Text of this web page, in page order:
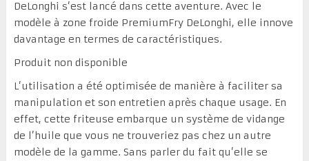
DeLonghi s’est lancé dans cette aventure. Avec le
modèle à zone froide PremiumFry DeLonghi, elle innove
davantage en termes de caractéristiques.
Produit non disponible
L’utilisation a été optimisée de manière à faciliter sa
manipulation et son entretien après chaque usage. En
effet, cette friteuse embarque un système de vidange
de l’huile que vous ne trouveriez pas chez un autre
modèle de la gamme. Sans parler du fait qu’elle se